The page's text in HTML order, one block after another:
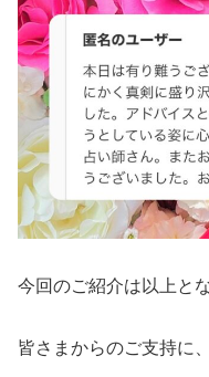
今回のご紹介は以上と
皆さまからのご支持に